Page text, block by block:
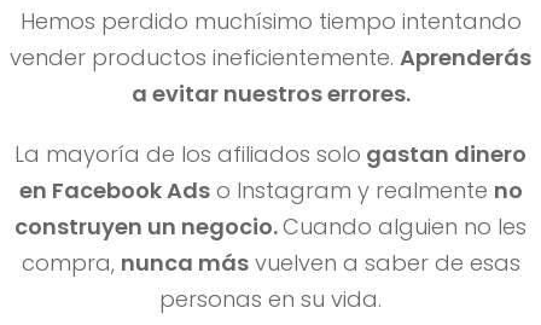
Hemos perdido muchísimo tiempo intentando
vender productos ineficientemente. Aprenderás
a evitar nuestros errores.
La mayoría de los afiliados solo gastan dinero
en Facebook Adso Instagram y realmente no
construyen un negocio.Cuando alguien no les
compra, nunca másvuelven a saber de esas
personas en su vida.